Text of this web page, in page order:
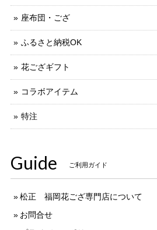
座布団・ござ
ふるさと納税OK
花ござギフト
コラボアイテム
特注
Guide ご利用ガイド
松正 福岡花ござ専門店について
お問合せ